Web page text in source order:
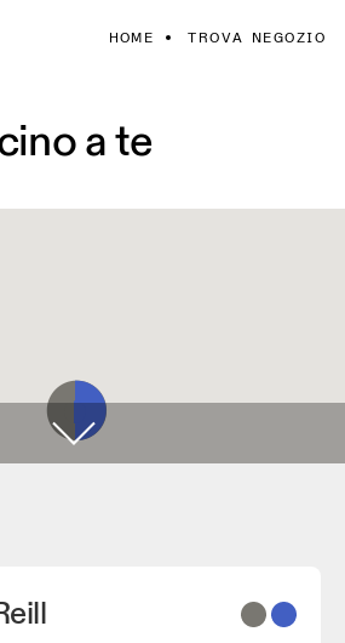
HOME TROVA NEGOZIO
a te